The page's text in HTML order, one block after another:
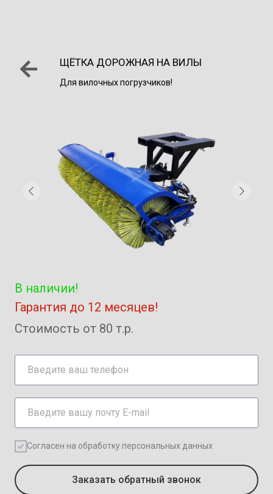
ЩЁТКА ДОРОЖНАЯ НА ВИЛЫ
Для вилочных погрузчиков!
Согласен на обработку персональных данных
Заказать обратный звонок
В наличии!
Гарантия до 12 месяцев!
Стоимость от 80 т.р.